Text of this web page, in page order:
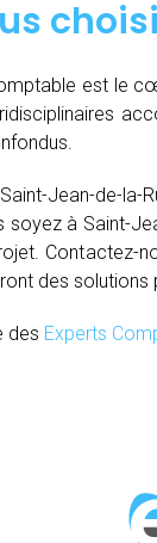
est le
Jean-de-
à Saint-
Contactez-
des
des Experts